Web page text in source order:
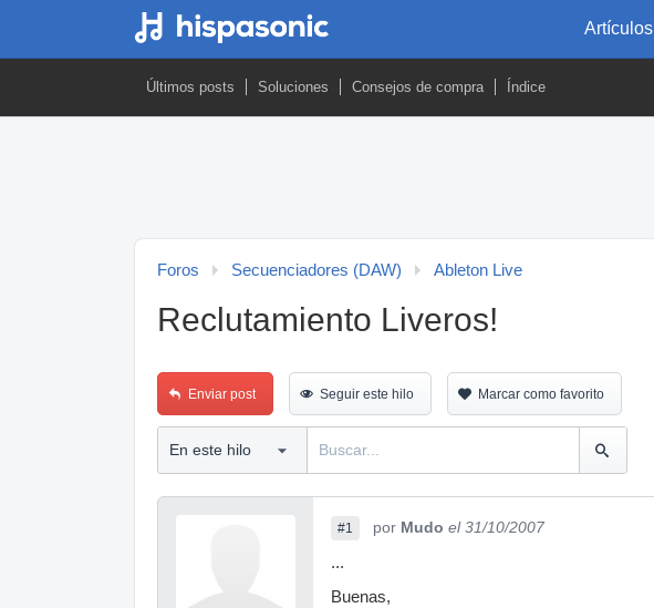
Artículos
Últimos posts Soluciones Consejos de compra Índice
Foros Secuenciadores (DAW) Ableton Live
Reclutamiento Liveros!
Enviar post Seguir este hilo Marcar como favorito
#1 por Mudo el 31/10/2007
...
Buenas,